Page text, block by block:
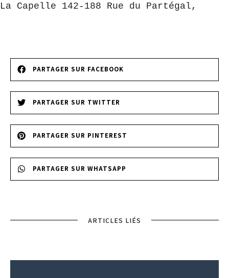
La Capelle 142-188 Rue du Partégal,
PARTAGER SUR FACEBOOK
PARTAGER SUR TWITTER
PARTAGER SUR PINTEREST
PARTAGER SUR WHATSAPP
ARTICLES LIÉS